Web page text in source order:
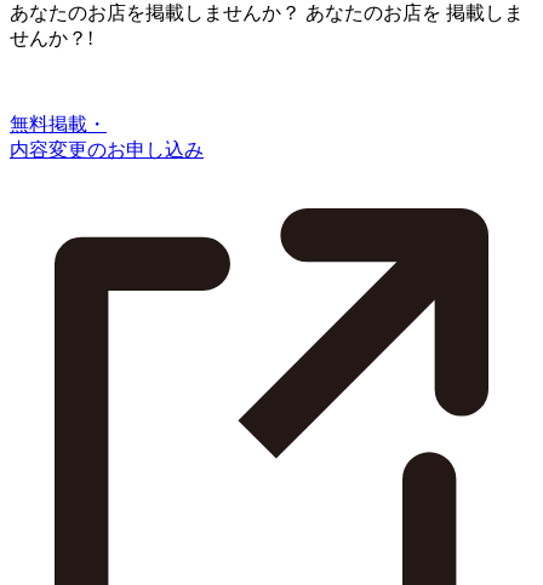
あなたのお店を掲載しませんか？ あなたのお店を 掲載しま
せんか？!
無料掲載・
内容変更のお申し込み